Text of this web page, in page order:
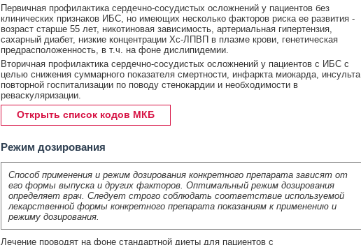
Первичная профилактика сердечно-сосудистых осложнений у пациентов без
клинических признаков ИБС, но имеющих несколько факторов риска ее развития -
возраст старше 55 лет, никотиновая зависимость, артериальная гипертензия,
сахарный диабет, низкие концентрации Хс-ЛПВП в плазме крови, генетическая
предрасположенность, в т.ч. на фоне дислипидемии.
Вторичная профилактика сердечно-сосудистых осложнений у пациентов с ИБС с
целью снижения суммарного показателя смертности, инфаркта миокарда, инсульта,
повторной госпитализации по поводу стенокардии и необходимости в
реваскуляризации.
Открыть список кодов МКБ
Режим дозирования
Способ применения и режим дозирования конкретного препарата зависят от
его формы выпуска и других факторов. Оптимальный режим дозирования
определяет врач. Следует строго соблюдать соответствие используемой
лекарственной формы конкретного препарата показаниям к применению и
режиму дозирования.
Лечение проводят на фоне стандартной диеты для пациентов с